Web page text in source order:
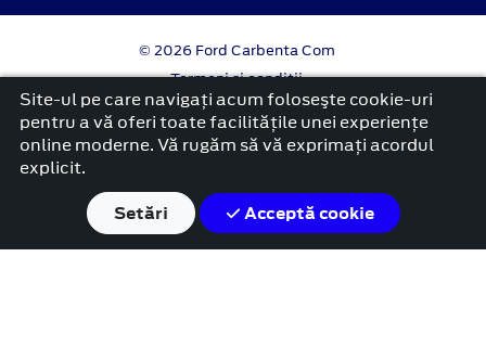
© 2026 Ford Carbenta Com
Termeni si conditii
Confidentialitate
Politica cookies
platformă dezvoltată de Workleto
Site-ul pe care navigați acum foloseşte cookie-uri
pentru a vă oferi toate facilitățile unei experiențe
online moderne. Vă rugăm să vă exprimați acordul
explicit.
Setări
Acceptă cookie